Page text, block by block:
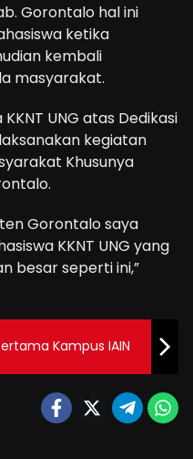
Gorontalo hal ini
ketika
kembali
masyarakat.
UNG atas Dedikasi
kegiatan
Khusunya
Gorontalo saya
KKNT UNG yang
besar seperti ini,”
Kampus IAIN